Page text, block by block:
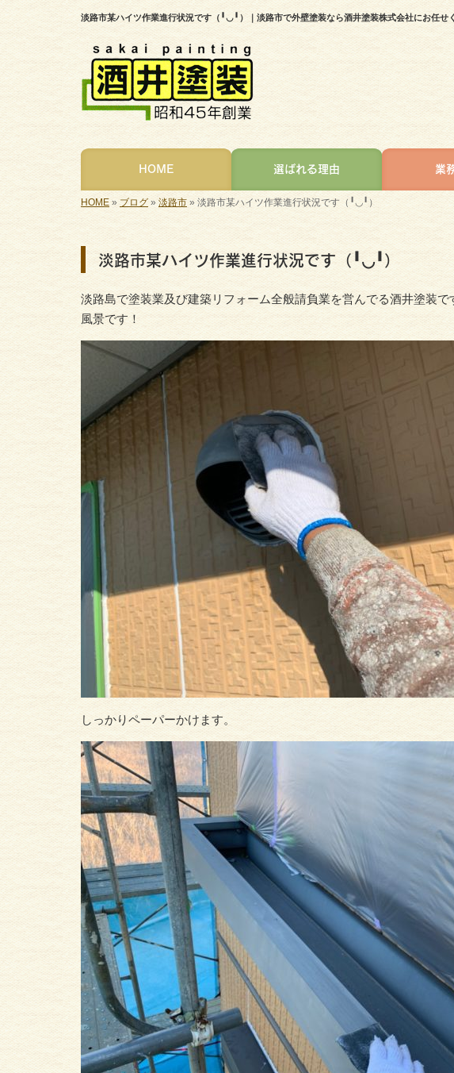
淡路市某ハイツ作業進行状況です（╹◡╹）｜淡路市で外壁塗装なら酒井塗装株式会社にお任せ
HOME 選ばれる理由 業
HOME » ブログ » 淡路市 »淡路市某ハイツ作業進行状況です（╹◡╹）
淡路市某ハイツ作業進行状況です（╹◡╹）
淡路島で塗装業及び建築リフォーム全般請負業を営んでる酒井塗装
風景です！
しっかりペーパーかけます。